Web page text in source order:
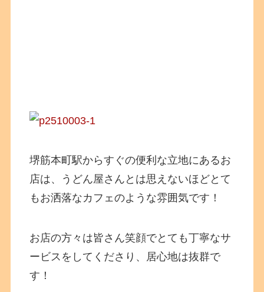
堺筋本町駅からすぐの便利な立地にあるお
店は、うどん屋さんとは思えないほどとて
もお洒落なカフェのような雰囲気です！
お店の方々は皆さん笑顔でとても丁寧なサ
ービスをしてくださり、居心地は抜群で
す！